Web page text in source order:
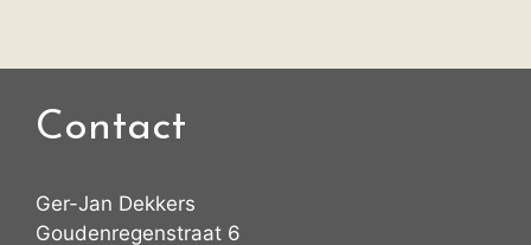
Contact
Ger-Jan Dekkers
Goudenregenstraat 6